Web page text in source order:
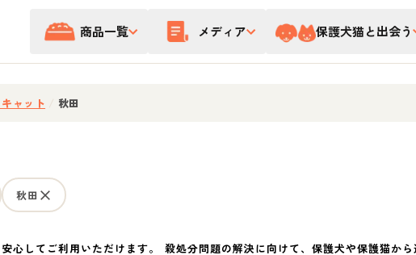
商品一覧 メディア 保護犬猫と出会う
ャット 秋田
秋田
心してご利用いただけます。 殺処分問題の解決に向けて、保護犬や保護猫か